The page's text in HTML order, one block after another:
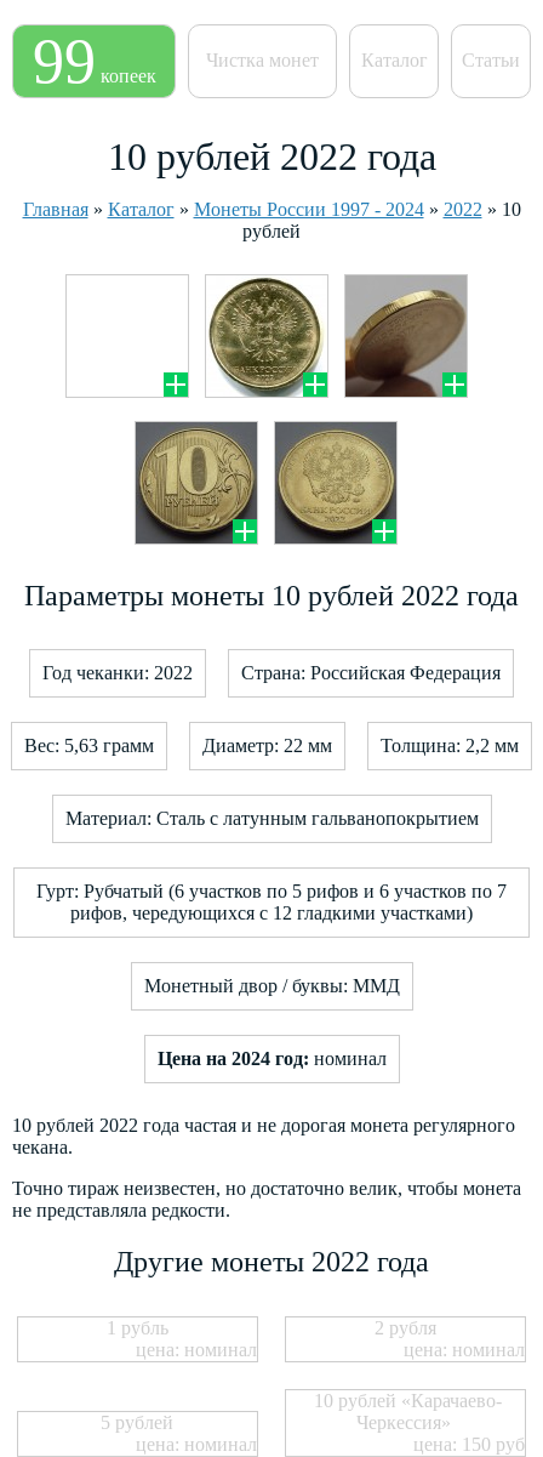
99 копеек
Чистка монет Каталог Статьи
10 рублей 2022 года
Главная» Каталог» Монеты России 1997 - 2024» 2022 » 10
рублей
Параметры монеты 10 рублей 2022 года
Год чеканки: 2022 Страна: Российская Федерация
Вес: 5,63 грамм Диаметр: 22 мм Толщина: 2,2 мм
Материал: Сталь с латунным гальванопокрытием
Гурт: Рубчатый (6 участков по 5 рифов и 6 участков по 7
рифов, чередующихся с 12 гладкими участками)
Монетный двор / буквы: ММД
Цена на 2024 год: номинал
10 рублей 2022 года частая и не дорогая монета регулярного
чекана.
Точно тираж неизвестен, но достаточно велик, чтобы монета
не представляла редкости.
Другие монеты 2022 года
1 рубль
цена: номинал
2 рубля
цена: номинал
5 рублей
цена: номинал
10 рублей «Карачаево-
Черкессия»
цена: 150 руб